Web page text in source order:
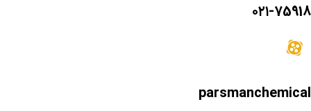
۰۲۱-75918
parsmanchemical